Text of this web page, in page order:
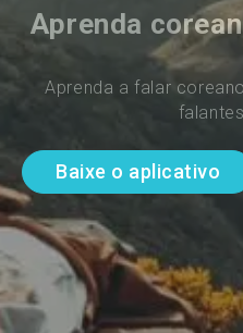
Aprenda
Aprenda a falar
Baixe o aplicativo